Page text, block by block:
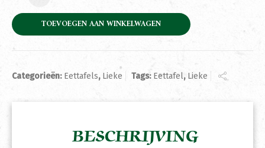
TOEVOEGEN AAN WINKELWAGEN
Categorieën: Eettafels, Lieke Tags: Eettafel, Lieke
BESCHRIJVING